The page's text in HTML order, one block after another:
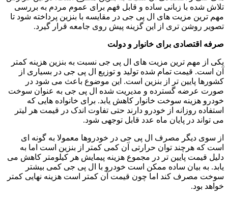
تلاش شده با زبانی ساده و قابل فهم برای عموم مردم به بررسی
مهم ترین مزیت های ال پی جی در مقایسه با بنزین پرداخته شود تا
تصویر روشن تری از این گزینه پیش روی جامعه قرار گیرد.
صرفه اقتصادی برای خانوار و دولت
یکی از مهم ترین مزیت های ال پی جی نسبت به بنزین هزینه کمتر
آن است. قیمت تمام شده تولید و توزیع ال پی جی در بسیاری از
کشورها پایین تر از بنزین است. این موضوع باعث می شود در
صورت عرضه گسترده و مدیریت شده ال پی جی به عنوان سوخت
خودرو هزینه سوخت خانوار کاهش یابد. برای خانواده هایی که
استفاده روزانه از خودرو دارند حتی تفاوت اندک در قیمت هر لیتر
می تواند در پایان ماه عدد قابل توجهی شود.
از سوی دیگر مصرف ال پی جی در خودروها معمولا به گونه ای
است که هرچند توان حرارتی آن کمی کمتر از بنزین است اما به
دلیل قیمت پایین تر در مجموع هزینه پیمایش هر کیلومتر کاهش می
یابد. به بیان ساده ممکن است خودرو با ال پی جی کمی بیشتر
سوخت مصرف کند اما چون قیمت آن کمتر است هزینه نهایی کمتر
خواهد بود.